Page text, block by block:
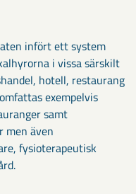
infört ett system
i vissa särskilt
hotell, restaurang
exempelvis
samt
men även
fysioterapeutisk